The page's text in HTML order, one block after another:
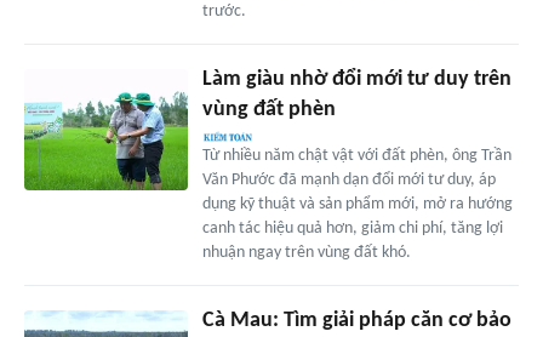
trước.
Làm giàu nhờ đổi mới tư duy trên
vùng đất phèn
Từ nhiều năm chật vật với đất phèn, ông Trần
Văn Phước đã mạnh dạn đổi mới tư duy, áp
dụng kỹ thuật và sản phẩm mới, mở ra hướng
canh tác hiệu quả hơn, giảm chi phí, tăng lợi
nhuận ngay trên vùng đất khó.
Cà Mau: Tìm giải pháp căn cơ bảo